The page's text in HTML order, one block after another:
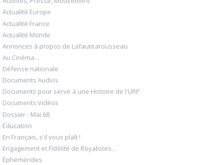
Actualité Europe
Actualité France
Actualité Monde
Annonces à propos de Lafautearousseau
Au Cinéma...
Défense nationale
Documents Audios
Documents pour servir à une Histoire de l'URP
Documents Vidéos
Dossier - Mai 68
Éducation
En Français, s'il vous plaît !
Engagement et Fidélité de Royalistes...
Éphémérides